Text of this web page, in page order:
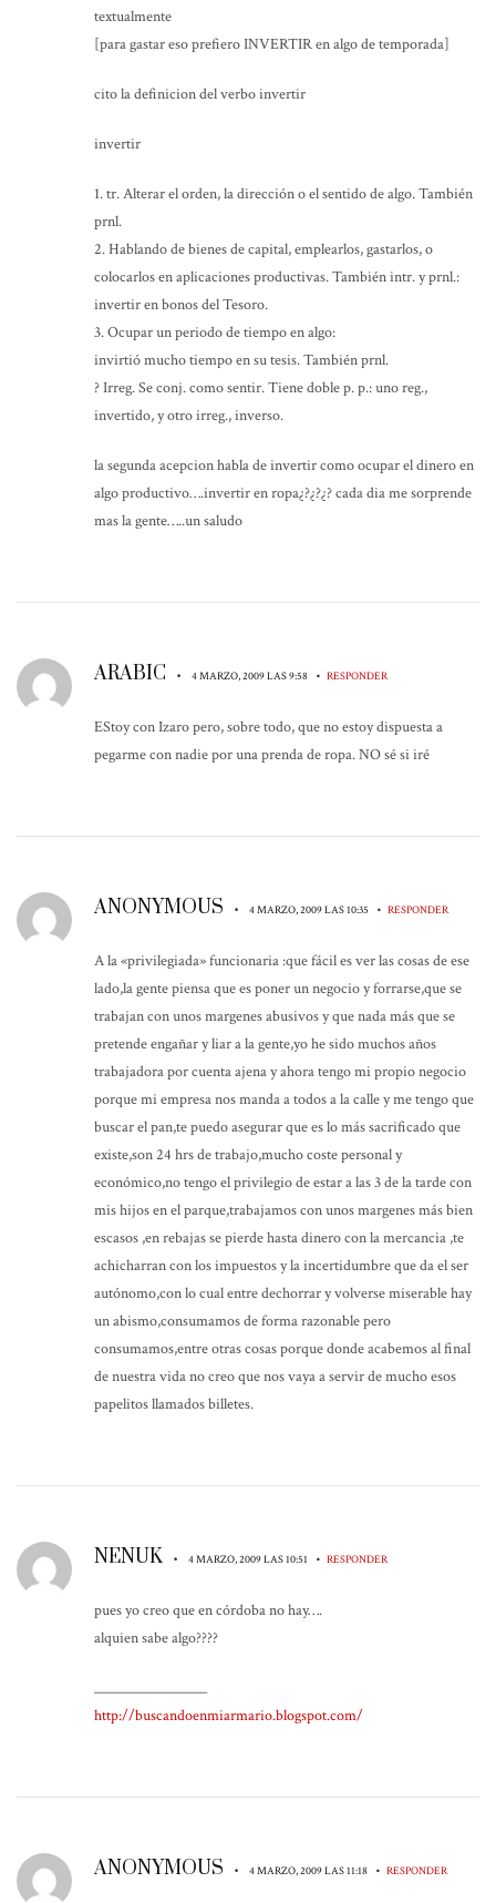
textualmente
[para gastar eso prefiero INVERTIR en algo de temporada]
cito la definicion del verbo invertir
invertir
1. tr. Alterar el orden, la dirección o el sentido de algo. También
prnl.
2. Hablando de bienes de capital, emplearlos, gastarlos, o
colocarlos en aplicaciones productivas. También intr. y prnl.:
invertir en bonos del Tesoro.
3. Ocupar un periodo de tiempo en algo:
invirtió mucho tiempo en su tesis. También prnl.
? Irreg. Se conj. como sentir. Tiene doble p. p.: uno reg.,
invertido, y otro irreg., inverso.
la segunda acepcion habla de invertir como ocupar el dinero en
algo productivo….invertir en ropa¿?¿?¿? cada dia me sorprende
mas la gente…..un saludo
ARABIC • 4 MARZO, 2009 LAS 9:58 • RESPONDER
EStoy con Izaro pero, sobre todo, que no estoy dispuesta a
pegarme con nadie por una prenda de ropa. NO sé si iré
ANONYMOUS • 4 MARZO, 2009 LAS 10:35 • RESPONDER
A la «privilegiada» funcionaria :que fácil es ver las cosas de ese
lado,la gente piensa que es poner un negocio y forrarse,que se
trabajan con unos margenes abusivos y que nada más que se
pretende engañar y liar a la gente,yo he sido muchos años
trabajadora por cuenta ajena y ahora tengo mi propio negocio
porque mi empresa nos manda a todos a la calle y me tengo que
buscar el pan,te puedo asegurar que es lo más sacrificado que
existe,son 24 hrs de trabajo,mucho coste personal y
económico,no tengo el privilegio de estar a las 3 de la tarde con
mis hijos en el parque,trabajamos con unos margenes más bien
escasos ,en rebajas se pierde hasta dinero con la mercancia ,te
achicharran con los impuestos y la incertidumbre que da el ser
autónomo,con lo cual entre dechorrar y volverse miserable hay
un abismo,consumamos de forma razonable pero
consumamos,entre otras cosas porque donde acabemos al final
de nuestra vida no creo que nos vaya a servir de mucho esos
papelitos llamados billetes.
NENUK • 4 MARZO, 2009 LAS 10:51 • RESPONDER
pues yo creo que en córdoba no hay….
alquien sabe algo????
_________________
http://buscandoenmiarmario.blogspot.com/
ANONYMOUS • 4 MARZO, 2009 LAS 11:18 • RESPONDER